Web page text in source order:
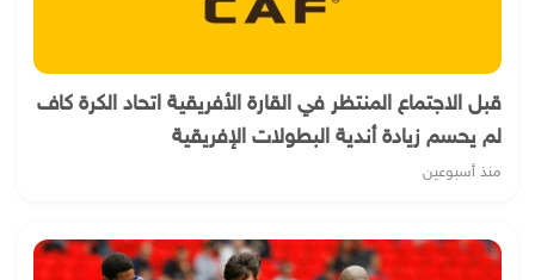
قبل الاجتماع المنتظر في القارة الأفريقية اتحاد الكرة كاف
لم يحسم زيادة أندية البطولات الإفريقية
منذ أسبوعين